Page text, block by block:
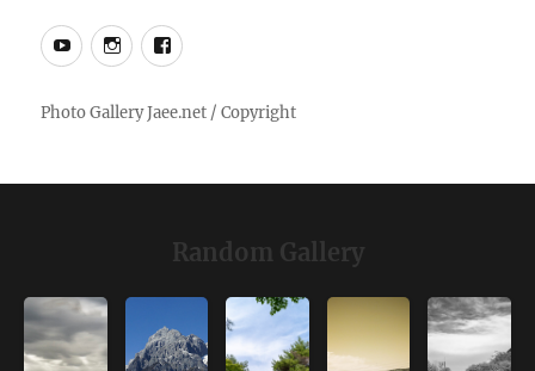
YouTubeInstagramFacebook
Random Gallery